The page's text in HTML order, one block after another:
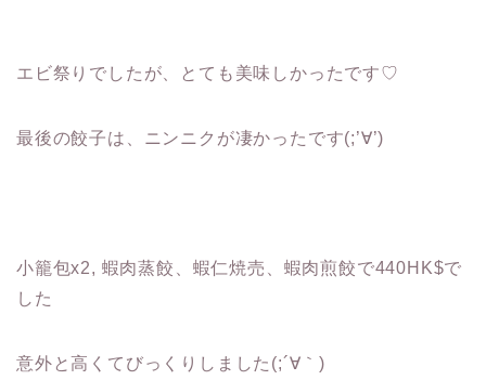
エビ祭りでしたが、とても美味しかったです♡
最後の餃子は、ニンニクが凄かったです(;’∀’)
小籠包x2, 蝦肉蒸餃、蝦仁焼売、蝦肉煎餃で440HK$で
した
意外と高くてびっくりしました(;´∀｀)